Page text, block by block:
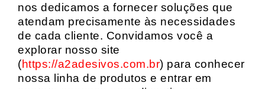
nos dedicamos a fornecer soluções que
atendam precisamente às necessidades
de cada cliente. Convidamos você a
explorar nosso site
(https://a2adesivos.com.br) para conhecer
nossa linha de produtos e entrar em